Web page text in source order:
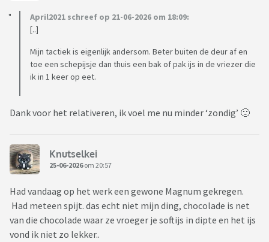
April2021 schreef op 21-06-2026 om 18:09:
[..]
Mijn tactiek is eigenlijk andersom. Beter buiten de deur af en
toe een schepijsje dan thuis een bak of pak ijs in de vriezer die
ik in 1 keer op eet.
Dank voor het relativeren, ik voel me nu minder ‘zondig’ 🙂
Knutselkei
25-06-2026om 20:57
Had vandaag op het werk een gewone Magnum gekregen.
Had meteen spijt. das echt niet mijn ding, chocolade is net
van die chocolade waar ze vroeger je softijs in dipte en het ijs
vond ik niet zo lekker..